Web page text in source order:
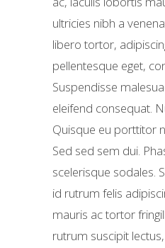
ultricies nibh a
libero tortor,
pellentesque eget,
Suspendisse
eleifend consequat.
Quisque eu porttitor
Sed sed sem dui.
scelerisque sodales.
id rutrum felis
mauris ac tortor
rutrum suscipit